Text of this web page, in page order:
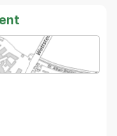
von MapBS.
Link, wird in einem